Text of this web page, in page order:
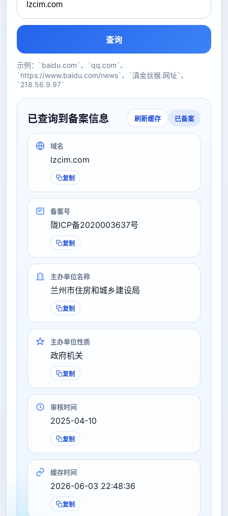
查询
示例：`baidu.com`、`qq.com`、
`https://www.baidu.com/news`、`滇金丝猴.网址`、
`218.56.9.97`
已查询到备案信息 刷新缓存 已备案
域名
lzcim.com
复制
备案号
陇ICP备2020003637号
复制
主办单位名称
兰州市住房和城乡建设局
复制
主办单位性质
政府机关
复制
审核时间
2025-04-10
复制
缓存时间
2026-06-03 22:48:36
复制